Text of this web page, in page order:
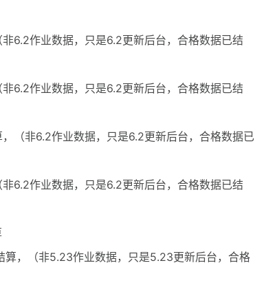
6.2作业数据，只是6.2更新后台，合格数据已结
6.2作业数据，只是6.2更新后台，合格数据已结
（非6.2作业数据，只是6.2更新后台，合格数据已
6.2作业数据，只是6.2更新后台，合格数据已结
，（非5.23作业数据，只是5.23更新后台，合格